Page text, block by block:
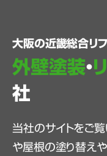
大阪の近畿総合リ
外壁塗装・
社
当社のサイトをご
や屋根の塗り替え